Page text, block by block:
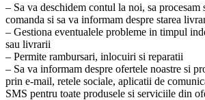
– Sa va deschidem contul la noi, sa procesam
comanda si sa va informam despre starea
– Gestiona eventualele probleme in timpul
sau livrarii
– Permite rambursari, inlocuiri si reparatii
– Sa va informam despre ofertele noastre si
prin e-mail, retele sociale, aplicatii de
SMS pentru toate produsele si serviciile din